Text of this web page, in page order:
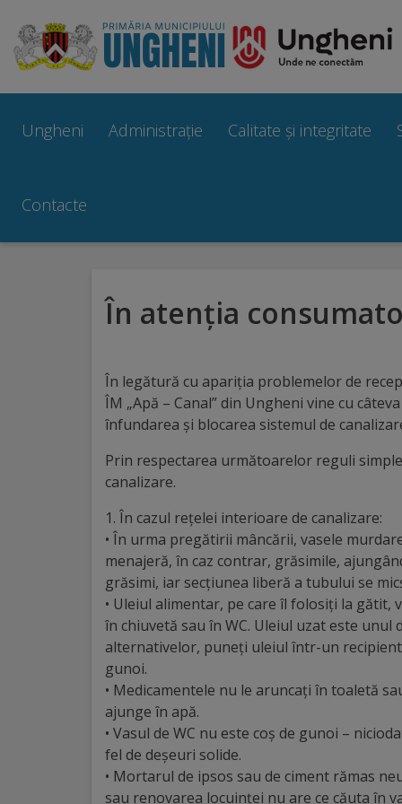
Ungheni
Prezentare
Simbolurile
orașului
brand
înfrățite
Distincții
Cetățeni
onoare
Deținători
titlului
„Merite
pentru
Ungheni”
Ungheni Administrație Calitate și integritate
Contacte
În atenția
În legătură cu apariția problemelor de
ÎM „Apă – Canal” din Ungheni vine cu
înfundarea şi blocarea sistemul de
Prin respectarea următoarelor reguli
canalizare.
1. În cazul reţelei interioare de canalizare:
• În urma pregătirii mâncării, vasele
menajeră, în caz contrar, grăsimile,
grăsimi, iar secţiunea liberă a tubului se
• Uleiul alimentar, pe care îl folosiţi la
în chiuvetă sau în WC. Uleiul uzat este
alternativelor, puneţi uleiul într-un
gunoi.
• Medicamentele nu le aruncaţi în toaletă
ajunge în apă.
• Vasul de WC nu este coş de gunoi –
fel de deşeuri solide.
• Mortarul de ipsos sau de ciment rămas
sau renovarea locuinţei nu are ce căuta în